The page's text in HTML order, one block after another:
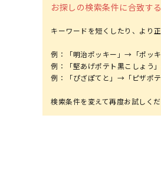
お探しの検索条件に合致す
キーワードを短くしたり、より
例：「明治ポッキー」→「ポッ
例：「堅あげポテト黒こしょう
例：「ぴざぽてと」→「ピザポ